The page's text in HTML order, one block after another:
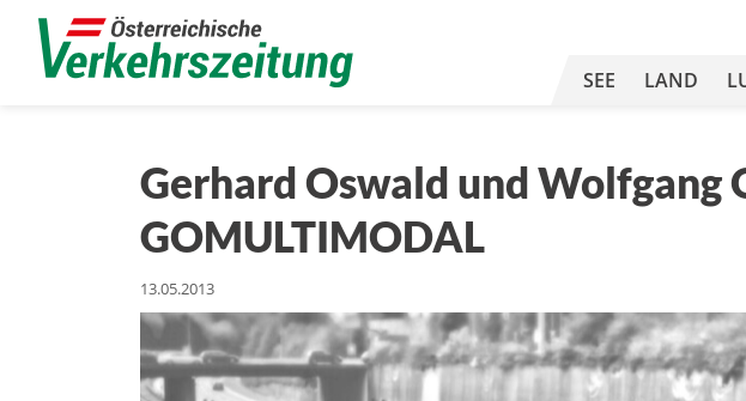
SEE LAND
Gerhard Oswald und Wolfgang
GOMULTIMODAL
13.05.2013